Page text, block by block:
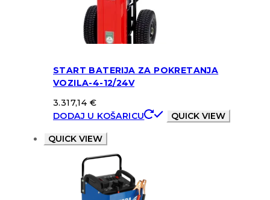
START BATERIJA ZA POKRETANJA
VOZILA-4-12/24V
3.317,14 €
DODAJ U KOŠARICU
QUICK VIEW
QUICK VIEW